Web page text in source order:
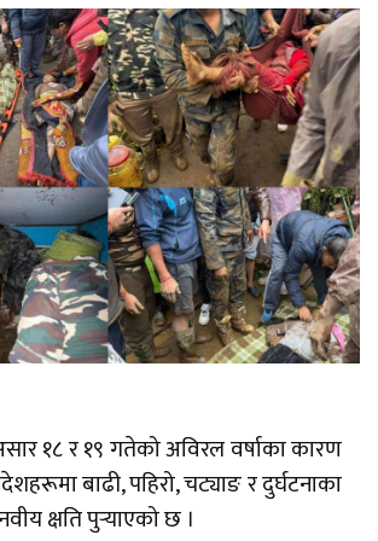
१८ र १९ गतेको अविरल वर्षाका कारण
बाढी, पहिरो, चट्याङ र दुर्घटनाका
क्षति पुर्‍याएको छ ।